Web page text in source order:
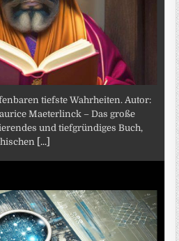
tiefste Wahrheiten. Autor:
Maeterlinck – Das große
und tiefgründiges Buch,
[...]